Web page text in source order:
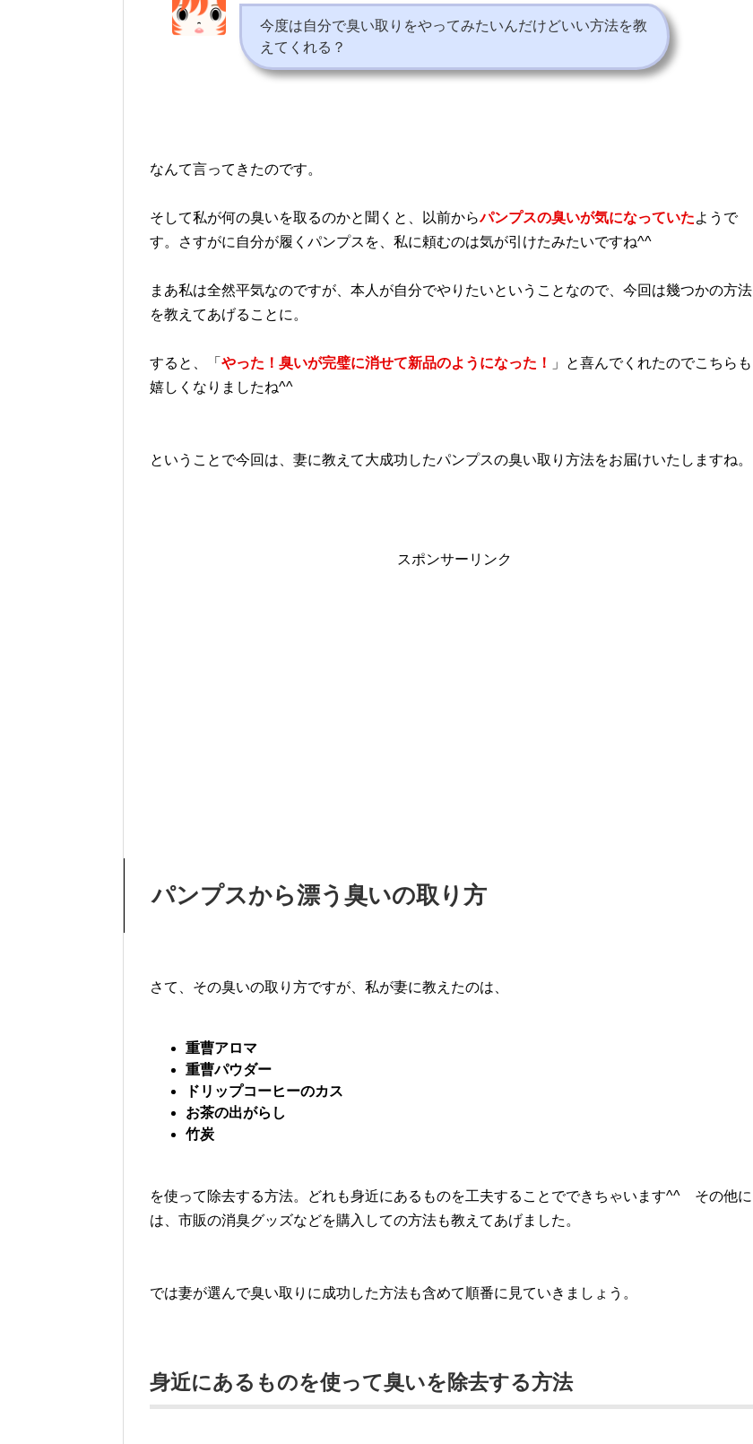
今度は自分で臭い取りをやってみたいんだけどいい方法を教
えてくれる？
なんて言ってきたのです。
そして私が何の臭いを取るのかと聞くと、以前からパンプスの臭いが気になっていたようで
す。さすがに自分が履くパンプスを、私に頼むのは気が引けたみたいですね^^
まあ私は全然平気なのですが、本人が自分でやりたいということなので、今回は幾つかの方法
を教えてあげることに。
すると、「 やった！臭いが完璧に消せて新品のようになった！
」と喜んでくれたのでこちらも
嬉しくなりましたね^^
ということで今回は、妻に教えて大成功したパンプスの臭い取り方法をお届けいたしますね。
スポンサーリンク
パンプスから漂う臭いの取り方
さて、その臭いの取り方ですが、私が妻に教えたのは、
重曹アロマ
重曹パウダー
ドリップコーヒーのカス
お茶の出がらし
竹炭
を使って除去する方法。どれも身近にあるものを工夫することでできちゃいます^^ その他に
は、市販の消臭グッズなどを購入しての方法も教えてあげました。
では妻が選んで臭い取りに成功した方法も含めて順番に見ていきましょう。
身近にあるものを使って臭いを除去する方法